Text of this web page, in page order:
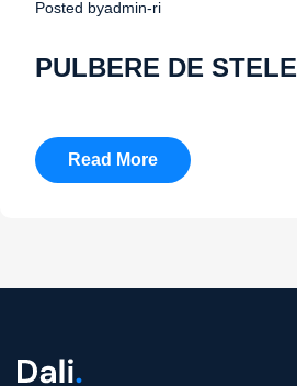
Posted byadmin-ri
PULBERE DE STELE
Read More